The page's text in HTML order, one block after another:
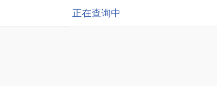
正在查询中